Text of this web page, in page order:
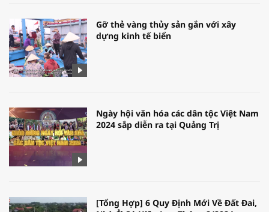
Gỡ thẻ vàng thủy sản gắn với xây
dựng kinh tế biển
Ngày hội văn hóa các dân tộc Việt Nam
2024 sắp diễn ra tại Quảng Trị
[Tổng Hợp] 6 Quy Định Mới Về Đất Đai,